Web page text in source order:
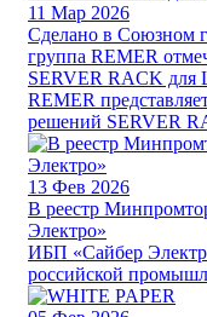
11 Мар 2026
Сделано в Союзном
группа REMER
SERVER RACK
REMER
решений SERVER
13 Фев 2026
В реестр
Электро»
ИБП «Сайбер
российской